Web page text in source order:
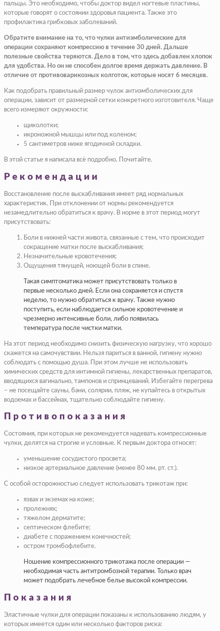
пальцы. Это необходимо, чтобы доктор видел ногтевые пластины,
которые говорят о состоянии здоровья пациента. Также это
профилактика грибковых заболеваний.
Обратите внимание на то, что чулки антиэмболические для
операции сохраняют компрессию в течение 30 дней. Дальше
полезные свойства теряются. Дело в том, что здесь добавлен хлопок
для удобства. Но он не способен долгое время держать давление. В
отличие от противоварикозных колготок, которые носят 6 месяцев.
Как подобрать правильный размер чулок антиэмболических для
операции, зависит от размерной сетки конкретного изготовителя. Чаще
всего измеряют окружности:
щиколотки;
икроножной мышцы или под коленом;
5 сантиметров ниже ягодичной складки.
В этой статье я написала всё подробно. Почитайте.
Рекомендации
Восстановление после выскабливания имеет ряд нормальных
характеристик. При отклонении от нормы рекомендуется
незамедлительно обратиться к врачу. В норме в этот период могут
присутствовать:
Боли в нижней части живота, связанные с тем, что происходит
сокращение матки после выскабливания;
Незначительные кровотечения;
Ощущения тянущей, ноющей боли в спине.
Такая симптоматика может присутствовать только в
первые несколько дней. Если она сохраняется и спустя
неделю, то нужно обратиться к врачу. Также нужно
поступить, если наблюдается сильное кровотечение и
чрезмерно интенсивные боли, либо появилась
температура после чистки матки.
На этот период необходимо снизить физическую нагрузку, что хорошо
скажется на самочувствии. Нельзя париться в ванной, гигиену нужно
соблюдать с помощью душа. При этом лучше не использовать
химических средств для интимной гигиены, лекарственных препаратов,
вводящихся вагинально, тампонов и спринцеваний. Избегайте перегрева
– не посещайте сауны, бани, солярии, пляж, не купайтесь в открытых
водоемах и бассейнах, тщательно соблюдайте гигиену.
Противопоказания
Состояния, при которых не рекомендуется надевать компрессионные
чулки, делятся на строгие и условные. К первым доктора относят:
уменьшение сосудистого просвета;
низкое артериальное давление (менее 80 мм. рт. ст.).
С особой осторожностью следует использовать трикотаж при:
язвах и экземах на коже;
пролежнях;
тяжелом дерматите;
септическом флебите;
диабете с поражением конечностей;
остром тромбофлебите.
Ношение компрессионного трикотажа после операции —
необходимая часть антитромбозной терапии. Только врач
может подобрать лечебное белье высокой компрессии.
Показания
Эластичные чулки для операции показаны к использованию людям, у
которых имеется один или несколько факторов риска: